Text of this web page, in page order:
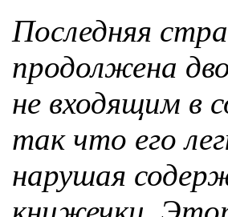
Последняя
продолжена
не входящим в
так что его
нарушая